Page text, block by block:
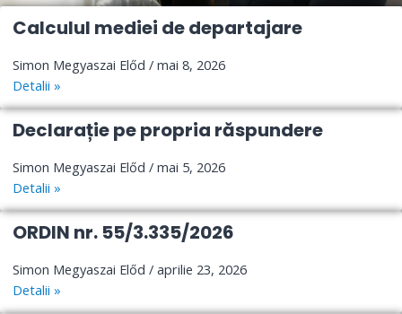
Calculul mediei de departajare
Simon Megyaszai Előd
mai 8, 2026
Detalii »
Declarație pe propria răspundere
Simon Megyaszai Előd
mai 5, 2026
Detalii »
ORDIN nr. 55/3.335/2026
Simon Megyaszai Előd
aprilie 23, 2026
Detalii »